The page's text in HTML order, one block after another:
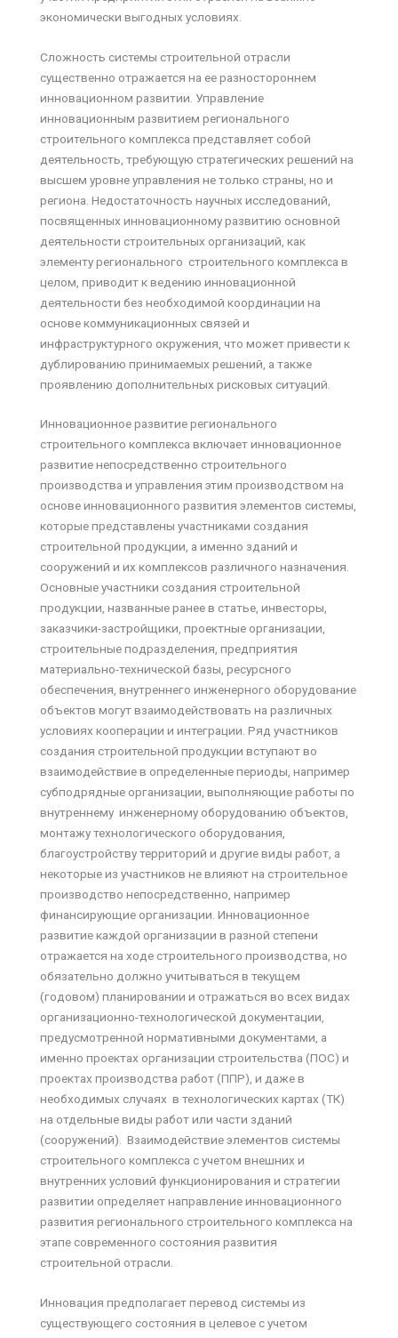
экономически выгодных условиях.
Сложность системы строительной отрасли
существенно отражается на ее разностороннем
инновационном развитии. Управление
инновационным развитием регионального
строительного комплекса представляет собой
деятельность, требующую стратегических решений на
высшем уровне управления не только страны, но и
региона. Недостаточность научных исследований,
посвященных инновационному развитию основной
деятельности строительных организаций, как
элементу регионального строительного комплекса в
целом, приводит к ведению инновационной
деятельности без необходимой координации на
основе коммуникационных связей и
инфраструктурного окружения, что может привести к
дублированию принимаемых решений, а также
проявлению дополнительных рисковых ситуаций.
Инновационное развитие регионального
строительного комплекса включает инновационное
развитие непосредственно строительного
производства и управления этим производством на
основе инновационного развития элементов системы,
которые представлены участниками создания
строительной продукции, а именно зданий и
сооружений и их комплексов различного назначения.
Основные участники создания строительной
продукции, названные ранее в статье, инвесторы,
заказчики-застройщики, проектные организации,
строительные подразделения, предприятия
материально-технической базы, ресурсного
обеспечения, внутреннего инженерного оборудование
объектов могут взаимодействовать на различных
условиях кооперации и интеграции. Ряд участников
создания строительной продукции вступают во
взаимодействие в определенные периоды, например
субподрядные организации, выполняющие работы по
внутреннему инженерному оборудованию объектов,
монтажу технологического оборудования,
благоустройству территорий и другие виды работ, а
некоторые из участников не влияют на строительное
производство непосредственно, например
финансирующие организации. Инновационное
развитие каждой организации в разной степени
отражается на ходе строительного производства, но
обязательно должно учитываться в текущем
(годовом) планировании и отражаться во всех видах
организационно-технологической документации,
предусмотренной нормативными документами, а
именно проектах организации строительства (ПОС) и
проектах производства работ (ППР), и даже в
необходимых случаях в технологических картах (ТК)
на отдельные виды работ или части зданий
(сооружений). Взаимодействие элементов системы
строительного комплекса с учетом внешних и
внутренних условий функционирования и стратегии
развитии определяет направление инновационного
развития регионального строительного комплекса на
этапе современного состояния развития
строительной отрасли.
Инновация предполагает перевод системы из
существующего состояния в целевое с учетом